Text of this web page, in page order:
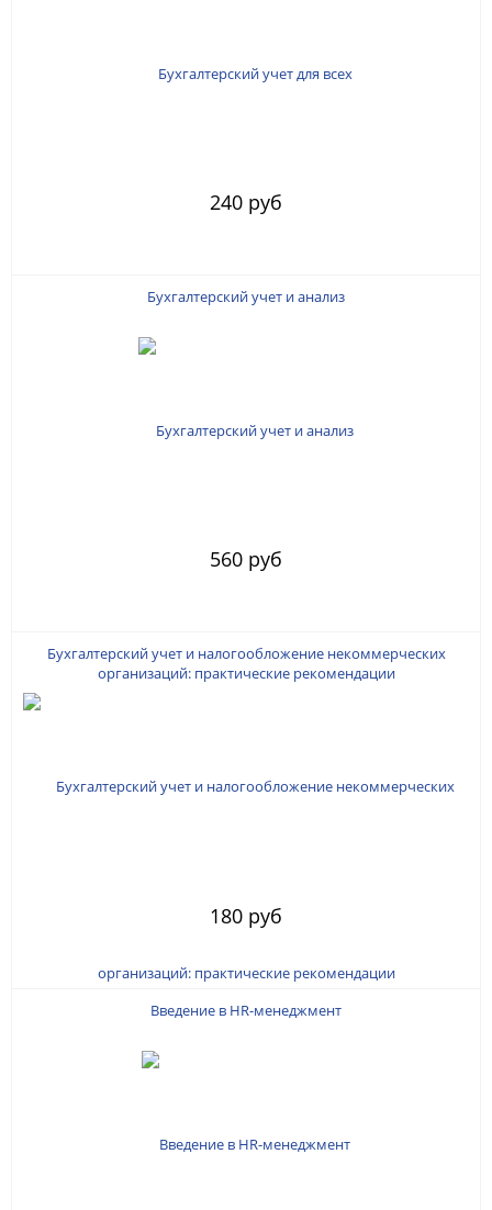
240 руб
Бухгалтерский учет и анализ
560 руб
Бухгалтерский учет и налогообложение некоммерческих
организаций: практические рекомендации
180 руб
Введение в HR-менеджмент